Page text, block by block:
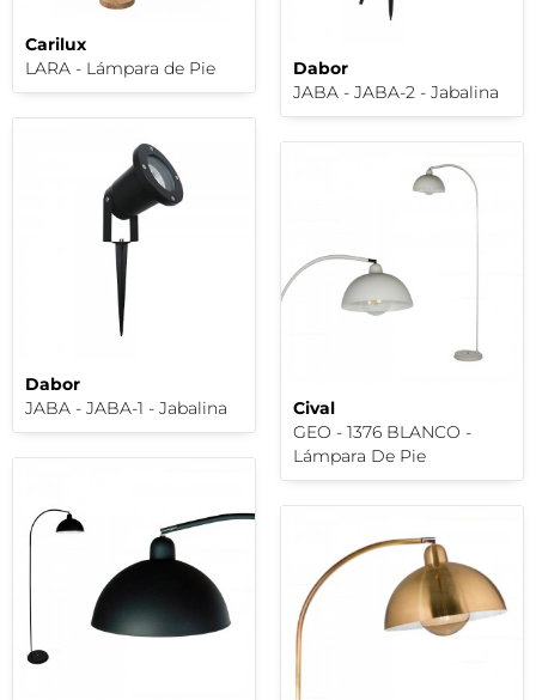
Carilux
LARA - Lámpara de Pie
Dabor
JABA - JABA-2 - Jabalina
Dabor
JABA - JABA-1 - Jabalina
Cival
GEO - 1376 BLANCO -
Lámpara De Pie